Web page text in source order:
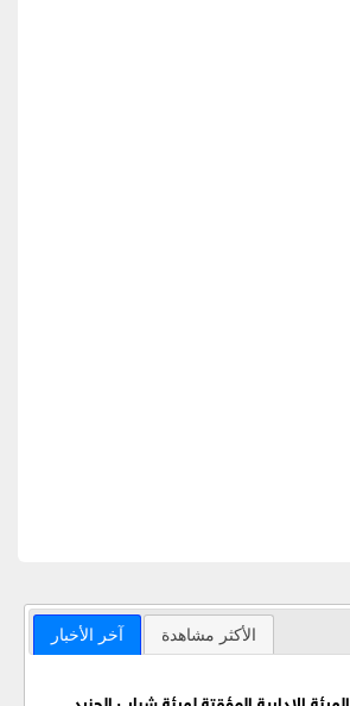
آخر الأخبار الأكثر مشاهدة